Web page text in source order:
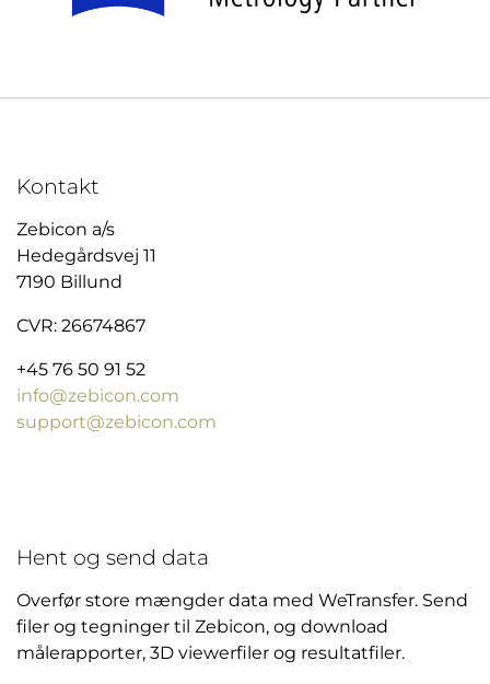
Kontakt
Zebicon a/s
Hedegårdsvej 11
7190 Billund
CVR: 26674867
+45 76 50 91 52
info@zebicon.com
support@zebicon.com
Hent og send data
Overfør store mængder data med WeTransfer. Send
filer og tegninger til Zebicon, og download
målerapporter, 3D viewerfiler og resultatfiler.